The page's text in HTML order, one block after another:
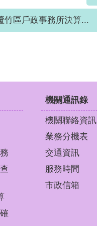
竹區戶政事務所決算...
機關通訊錄
機關聯絡資訊
業務分機表
交通資訊
服務時間
市政信箱